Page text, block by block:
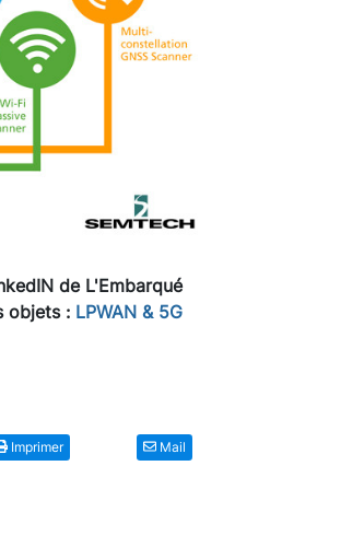
de L'Embarqué
objets : LPWAN & 5G
Imprimer Mail